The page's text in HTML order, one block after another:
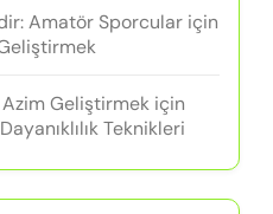
Amatör Sporcular için
Geliştirmek için
Teknikleri